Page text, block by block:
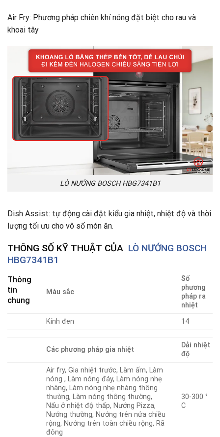
Air Fry: Phương pháp chiên khí nóng đặt biệt cho rau và
khoai tây
LÒ NƯỚNG BOSCH HBG7341B1
Dish Assist: tự động cài đặt kiểu gia nhiệt, nhiệt độ và thời
lượng tối ưu cho vô số món ăn.
THÔNG SỐ KỸ THUẬT CỦA LÒ NƯỚNG BOSCH
HBG7341B1
Thông
tin
chung
Màu sắc
Số
phương
pháp ra
nhiệt
Kính đen
14
Các phương pháp gia nhiệt
Dải nhiệt
độ
Air fry, Gia nhiệt trước, Làm ấm, Làm
nóng , Làm nóng đáy, Làm nóng nhẹ
nhàng, Làm nóng nhẹ nhàng thông
thường, Làm nóng thông thường,
Nấu ở nhiệt độ thấp, Nướng Pizza,
Nướng thường, Nướng trên nửa chiều
rộng, Nướng trên toàn chiều rộng, Rã
đông
30-300 °
C